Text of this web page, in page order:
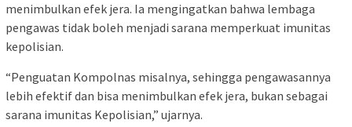
menimbulkan efek jera. Ia mengingatkan bahwa lembaga
pengawas tidak boleh menjadi sarana memperkuat imunitas
kepolisian.
“Penguatan Kompolnas misalnya, sehingga pengawasannya
lebih efektif dan bisa menimbulkan efek jera, bukan sebagai
sarana imunitas Kepolisian,” ujarnya.